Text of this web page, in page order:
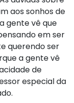
aos sonhos de
gente vê que
em ser
querendo ser
a gente vê
de
especial da